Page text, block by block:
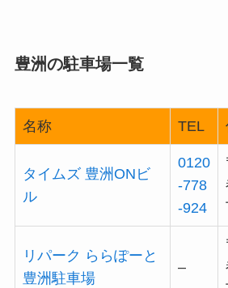
豊洲の駐車場一覧
名称 TEL
タイムズ 豊洲ONビ
ル
0120
-778
-924
リパーク ららぽーと
豊洲駐車場
–